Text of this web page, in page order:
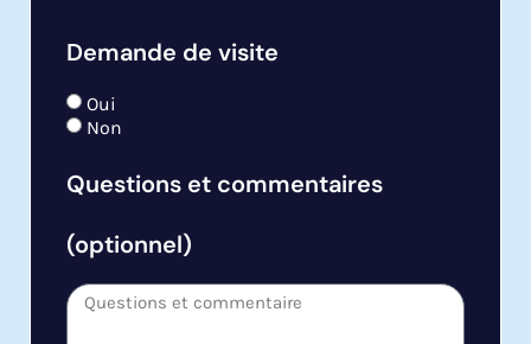
Demande de visite
Oui
Non
Questions et commentaires
(optionnel)